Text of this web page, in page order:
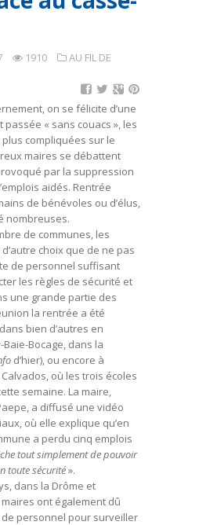
1910
AU FIL DE
on se félicite d’une
« sans couacs », les
compliquées sur le
maires se débattent
par la suppression
aidés. Rentrée
de bénévoles ou d’élus,
nombreuses.
de communes, les
choix que de ne pas
de personnel suffisant
les règles de sécurité et
une grande partie des
la rentrée a été
bien d’autres en
Bocage, dans la
d’hier), ou encore à
où les trois écoles
semaine. La maire,
a diffusé une vidéo
où elle explique qu’en
a perdu cinq emplois
tout simplement de pouvoir
toute sécurité».
dans la Drôme et
maires ont également dû
de personnel pour surveiller